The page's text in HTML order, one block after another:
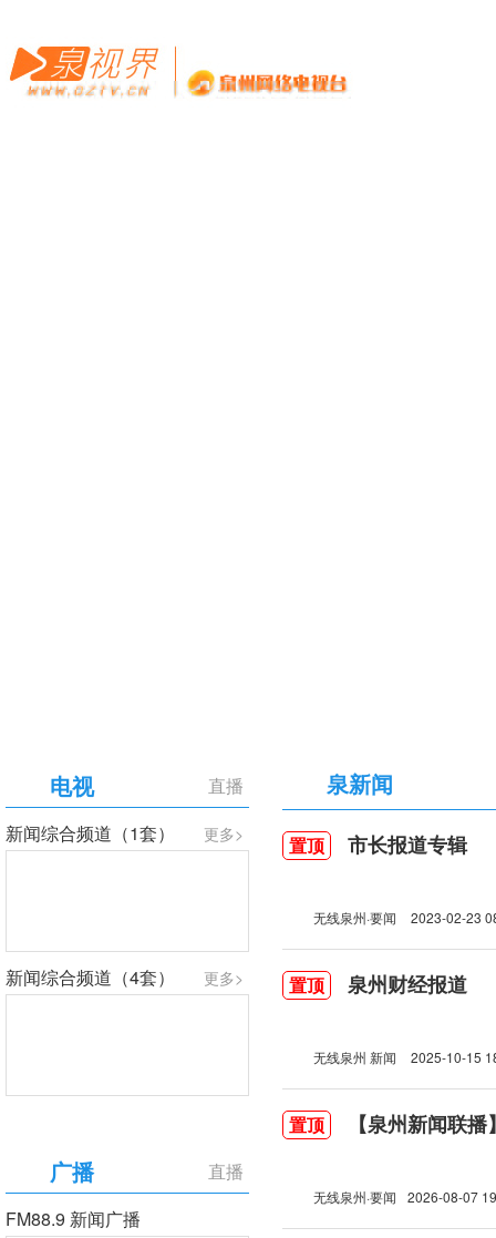
直播
电视
更多>
新闻综合频道（1套）
更多>
新闻综合频道（4套）
直播
广播
FM88.9 新闻广播
泉新闻
置顶 市长报道专辑
无线泉州·要闻 2023-02-23
置顶 泉州财经报道
无线泉州 新闻 2025-10-15
置顶 【泉州新闻联
无线泉州·要闻 2026-08-07